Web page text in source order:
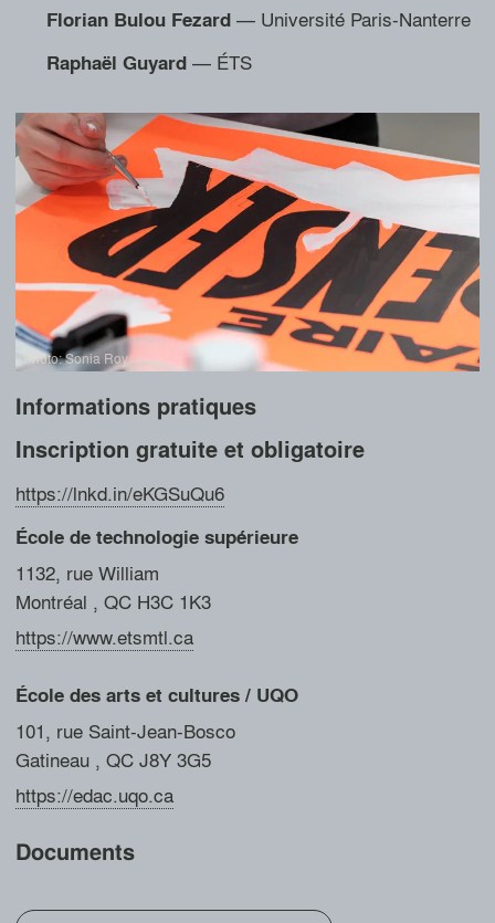
Florian Bulou Fezard — Université Paris-Nanterre
RaphaëlGuyard — ÉTS
Photo: Sonia Roy
Photo: Sonia Roy
Toutes les images (18)
Informations pratiques
Inscription gratuite et obligatoire
https://lnkd.in/eKGSuQu6
École de technologie supérieure
1132, rue William
Montréal , QC H3C 1K3
https://www.etsmtl.ca
École des arts et cultures / UQO
101, rue Saint-Jean-Bosco
Gatineau , QCJ8Y 3G5
https://edac.uqo.ca
Documents